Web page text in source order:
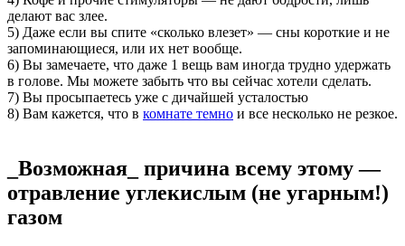
делают вас злее.
5) Даже если вы спите «сколько влезет» — сны короткие и не
запоминающиеся, или их нет вообще.
6) Вы замечаете, что даже 1 вещь вам иногда трудно удержать
в голове. Мы можете забыть что вы сейчас хотели сделать.
7) Вы просыпаетесь уже с дичайшей усталостью
8) Вам кажется, что в комнате темно и все несколько не резкое.
_Возможная_ причина всему этому —
отравление углекислым (не угарным!)
газом